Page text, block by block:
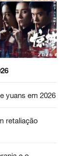
yuans em 2026
retaliação